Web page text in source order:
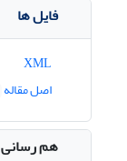
فایل ها
اصل مقاله
هم رسانی